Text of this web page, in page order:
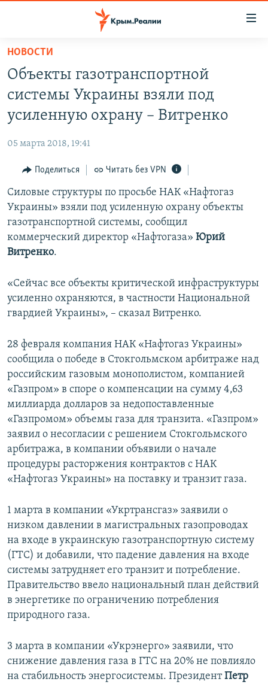
Вернуться
основному
содержанию
главной
навигации
Вернутся
поиску
НОВОСТИ
11 ЛЕТ ОККУПАЦИИ КРЫМА. 11 ИСТОРИЙ СОПРОТИВЛЕНИЯ
ЕЩЕ
ИНТЕРАКТИВ
ИНФОГРАФИКА
ТЕЛЕПРОЕКТ КРЫМ.РЕАЛИИ
СОВЕТЫ ПРАВОЗАЩИТНИКОВ
ПРОПАВШИЕ БЕЗ ВЕСТИ
ПОБЕДИТЕЛЕЙ НЕ СУДЯТ?
КРЫМ.НЕПОКОРЕННЫЙ
УКРАИНСКАЯ ПРОБЛЕМА КРЫМА
РАДІО СВОБОДА
КАК ОБОЙТИ БЛОКИРОВКУ
Українською
Qırımtatar
ПРИСОЕДИНЯЙТЕСЬ!
Все сайты RFE/RL
НОВОСТИ
Объекты газотранспортной
системы Украины взяли под
усиленную охрану – Витренко
05 марта 2018, 19:41
Поделиться Читать без VPN
Силовые структуры по просьбе НАК «Нафтогаз
Украины» взяли под усиленную охрану объекты
газотранспортной системы, сообщил
коммерческий директор «Нафтогаза» Юрий
Витренко.
«Сейчас все объекты критической инфраструктуры
усиленно охраняются, в частности Национальной
гвардией Украины», – сказал Витренко.
28 февраля компания НАК «Нафтогаз Украины»
сообщила о победе в Стокгольмском арбитраже над
российским газовым монополистом, компанией
«Газпром» в споре о компенсации на сумму 4,63
миллиарда долларов за недопоставленные
«Газпромом» объемы газа для транзита. «Газпром»
заявил о несогласии с решением Стокгольмского
арбитража, в компании объявили о начале
процедуры расторжения контрактов с НАК
«Нафтогаз Украины» на поставку и транзит газа.
1 марта в компании «Укртрансгаз» заявили о
низком давлении в магистральных газопроводах
на входе в украинскую газотранспортную систему
(ГТС) и добавили, что падение давления на входе
системы затрудняет его транзит и потребление.
Правительство ввело национальный план действий
в энергетике по ограничению потребления
природного газа.
3 марта в компании «Укрэнерго» заявили, что
снижение давления газа в ГТС на 20% не повлияло
на стабильность энергосистемы. ПрезидентПетр